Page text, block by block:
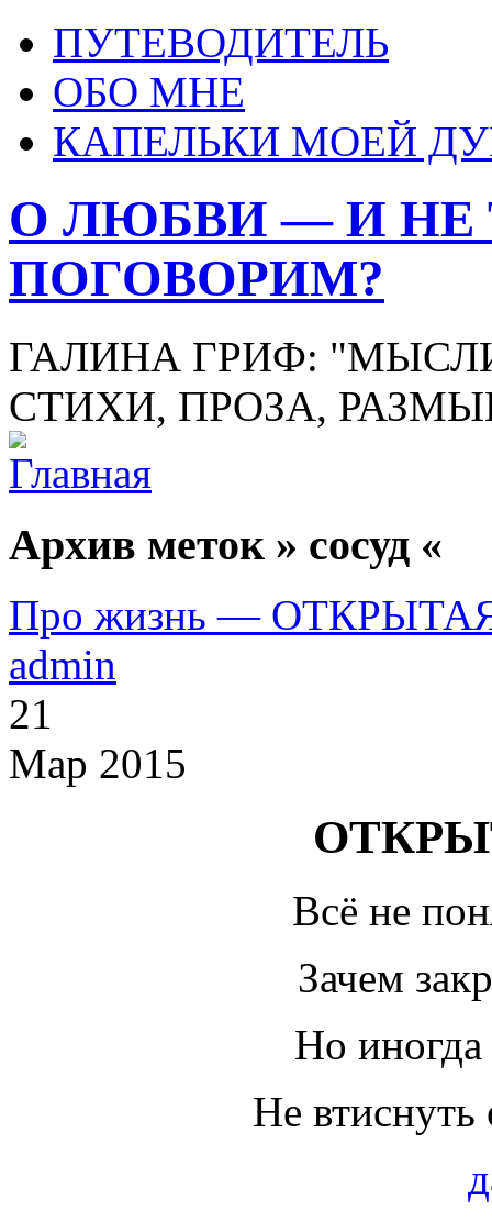
ПУТЕВОДИТЕЛЬ
ОБО МНЕ
КАПЕЛЬКИ МОЕЙ
О ЛЮБВИ — И НЕ
ПОГОВОРИМ?
ГАЛИНА ГРИФ:
СТИХИ, ПРОЗА,
Архив меток » сосуд «
Про жизнь —
admin
21
Мар 2015
Всё не
Зачем
Но иногда
Не